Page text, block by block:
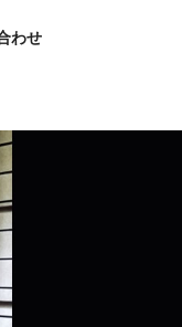
わせ